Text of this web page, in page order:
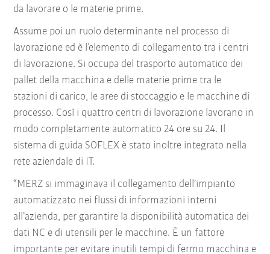
da lavorare o le materie prime.
Assume poi un ruolo determinante nel processo di
lavorazione ed è l’elemento di collegamento tra i centri
di lavorazione. Si occupa del trasporto automatico dei
pallet della macchina e delle materie prime tra le
stazioni di carico, le aree di stoccaggio e le macchine di
processo. Così i quattro centri di lavorazione lavorano in
modo completamente automatico 24 ore su 24. Il
sistema di guida SOFLEX è stato inoltre integrato nella
rete aziendale di IT.
“MERZ si immaginava il collegamento dell’impianto
automatizzato nei flussi di informazioni interni
all’azienda, per garantire la disponibilità automatica dei
dati NC e di utensili per le macchine. È un fattore
importante per evitare inutili tempi di fermo macchina e